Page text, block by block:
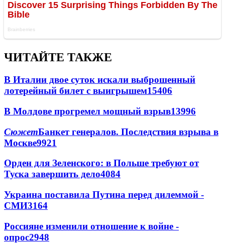
ЧИТАЙТЕ ТАКЖЕ
В Италии двое суток искали выброшенный
лотерейный билет с выигрышем15406
В Молдове прогремел мощный взрыв13996
СюжетБанкет генералов. Последствия взрыва в
Москве9921
Орден для Зеленского: в Польше требуют от
Туска завершить дело4084
Украина поставила Путина перед дилеммой -
СМИ3164
Россияне изменили отношение к войне -
опрос2948